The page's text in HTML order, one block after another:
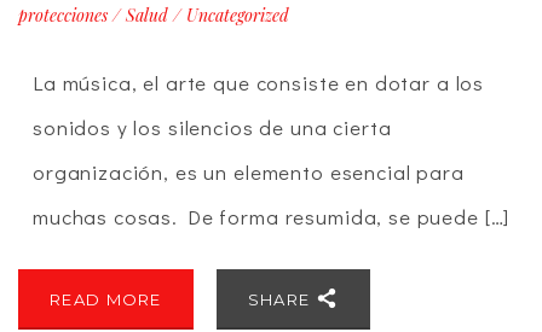
protecciones/Salud/ Uncategorized
La música, el arte que consiste en dotar a los
sonidos y los silencios de una cierta
organización, es un elemento esencial para
muchas cosas. De forma resumida, se puede […]
READ MORE SHARE